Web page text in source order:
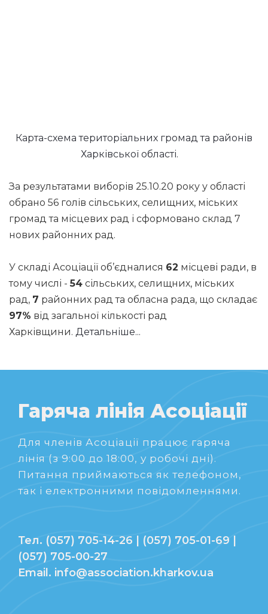
Карта-схема територіальних громад та районів
Харківської області.
За результатами виборів 25.10.20 року у області
обрано 56 голів сільських, селищних, міських
громад та місцевих рад і сформовано склад 7
нових районних рад.
У складі Асоціації об’єдналися 62 місцеві ради, в
тому числі -54 сільських, селищних, міських
рад, 7 районних рад та обласна рада, що складає
97% від загальної кількості рад
Харківщини. Детальніше...
Гаряча лінія Асоціації
Для членів Асоціації працює гаряча
лінія (з 9:00 до 18:00, у робочі дні).
Питання приймаються як телефоном,
так і електронними повідомленнями.
Тел. (057) 705-14-26 | (057) 705-01-69 |
(057) 705-00-27
Email. info@association.kharkov.ua